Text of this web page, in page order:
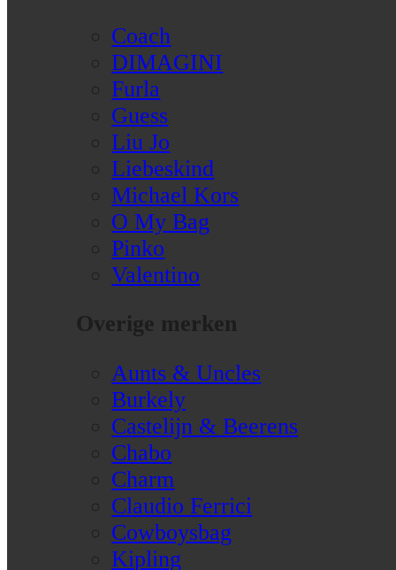
Coach
DIMAGINI
Furla
Guess
Liu Jo
Liebeskind
Michael Kors
O My Bag
Pinko
Valentino
Overige merken
Aunts & Uncles
Burkely
Castelijn & Beerens
Chabo
Charm
Claudio Ferrici
Cowboysbag
Kipling